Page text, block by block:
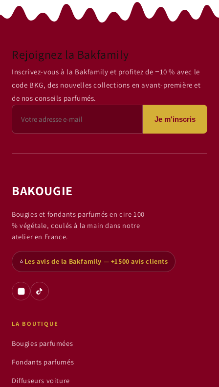
Rejoignez la Bakfamily
Inscrivez-vous à la Bakfamily et profitez de −10 % avec le
code BKG, des nouvelles collections en avant-première et
de nos conseils parfumés.
Je m'inscris
BAKOUGIE
Bougies et fondants parfumés en cire 100
% végétale, coulés à la main dans notre
atelier en France.
⭐Les avis de la Bakfamily — +1500 avis clients
LA BOUTIQUE
Bougies parfumées
Fondants parfumés
Diffuseurs voiture